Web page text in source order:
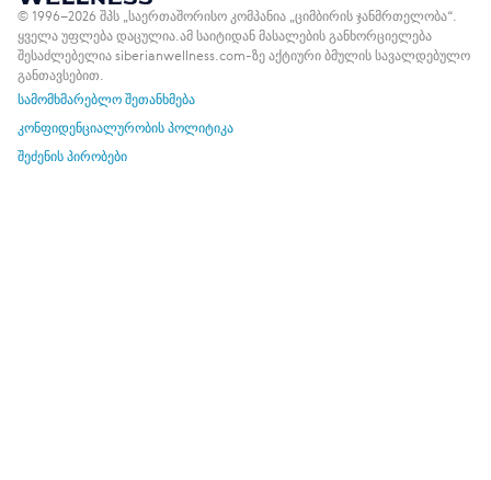
© 1996–2026 შპს „საერთაშორისო კომპანია „ციმბირის ჯანმრთელობა“.
ყველა უფლება დაცულია. ამ საიტიდან მასალების განხორციელება
შესაძლებელია siberianwellness.com-ზე აქტიური ბმულის სავალდებულო
განთავსებით.
სამომხმარებლო შეთანხმება
კონფიდენციალურობის პოლიტიკა
შეძენის პირობები